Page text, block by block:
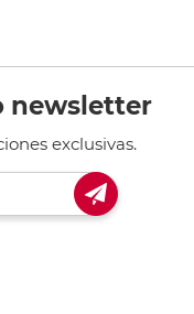
newsletter
exclusivas.